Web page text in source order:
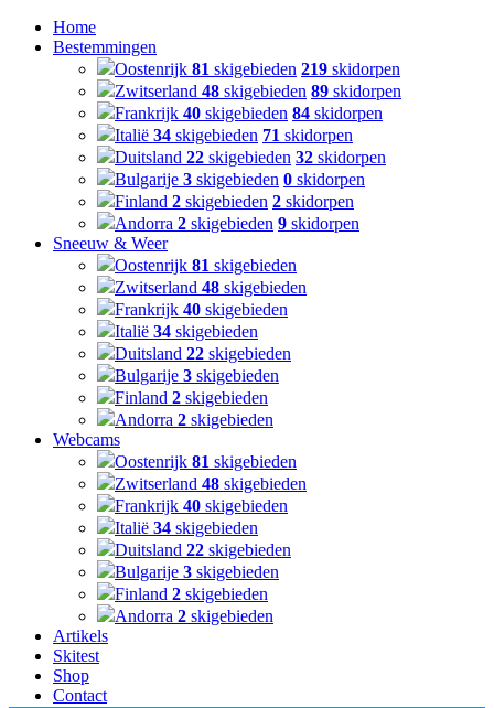
Home
Bestemmingen
Oostenrijk 81 skigebieden 219 skidorpen
Zwitserland 48 skigebieden 89 skidorpen
Frankrijk 40 skigebieden 84 skidorpen
Italië 34 skigebieden 71 skidorpen
Duitsland 22 skigebieden 32 skidorpen
Bulgarije 3 skigebieden 0 skidorpen
Finland 2 skigebieden 2 skidorpen
Andorra 2 skigebieden 9 skidorpen
Sneeuw & Weer
Oostenrijk 81 skigebieden
Zwitserland 48 skigebieden
Frankrijk 40 skigebieden
Italië 34 skigebieden
Duitsland 22 skigebieden
Bulgarije 3 skigebieden
Finland 2 skigebieden
Andorra 2 skigebieden
Webcams
Oostenrijk 81 skigebieden
Zwitserland 48 skigebieden
Frankrijk 40 skigebieden
Italië 34 skigebieden
Duitsland 22 skigebieden
Bulgarije 3 skigebieden
Finland 2 skigebieden
Andorra 2 skigebieden
Artikels
Skitest
Shop
Contact